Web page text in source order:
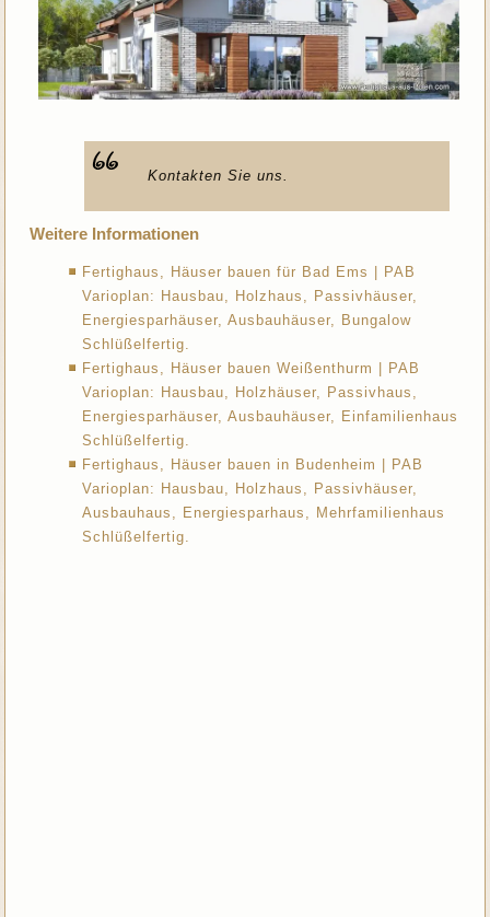
Kontakten Sie uns.
Weitere Informationen
Fertighaus, Häuser bauen für Bad Ems | PAB
Varioplan: Hausbau, Holzhaus, Passivhäuser,
Energiesparhäuser, Ausbauhäuser, Bungalow
Schlüßelfertig.
Fertighaus, Häuser bauen Weißenthurm | PAB
Varioplan: Hausbau, Holzhäuser, Passivhaus,
Energiesparhäuser, Ausbauhäuser, Einfamilienhaus
Schlüßelfertig.
Fertighaus, Häuser bauen in Budenheim | PAB
Varioplan: Hausbau, Holzhaus, Passivhäuser,
Ausbauhaus, Energiesparhaus, Mehrfamilienhaus
Schlüßelfertig.